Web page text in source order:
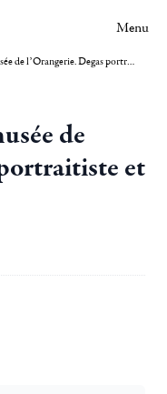
Menu
Une exposition au musée de l’Orangerie. Degas portraitiste et sculpteur
de
et